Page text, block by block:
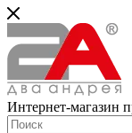
Интернет-магазин